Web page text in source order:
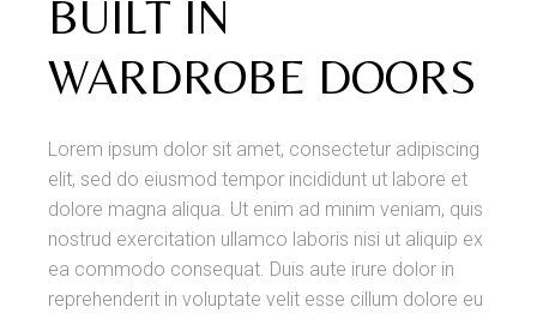
BUILT IN
WARDROBE DOORS
Lorem ipsum dolor sit amet, consectetur adipiscing
elit, sed do eiusmod tempor incididunt ut labore et
dolore magna aliqua. Ut enim ad minim veniam, quis
nostrud exercitation ullamco laboris nisi ut aliquip ex
ea commodo consequat. Duis aute irure dolor in
reprehenderit in voluptate velit esse cillum dolore eu